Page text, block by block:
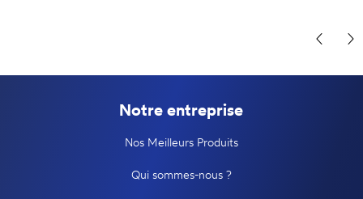
Notre entreprise
Nos Meilleurs Produits
Qui sommes-nous ?